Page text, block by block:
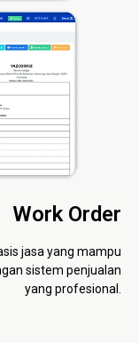
Work Order
jasa yang mampu
sistem penjualan
yang profesional.